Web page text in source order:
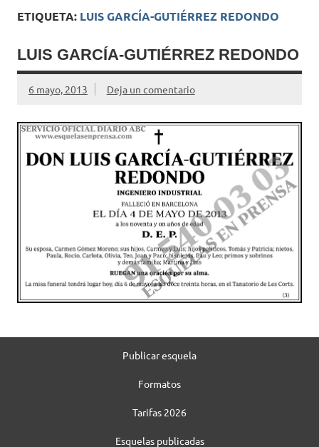
ETIQUETA: LUIS GARCÍA-GUTIÉRREZ REDONDO
LUIS GARCÍA-GUTIÉRREZ REDONDO
6 mayo, 2013 Deja un comentario
Publicar esquela
Formatos
Tarifas 2026
Esquelas publicadas